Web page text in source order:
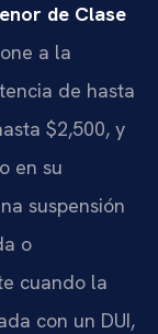
de Clase
a la
de hasta
$2,500, y
en su
suspensión
o
cuando la
con un DUI,